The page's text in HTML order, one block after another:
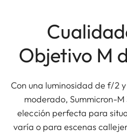
Objetivo M
Con una luminosidad de f/2
moderado, Summicron-M
elección perfecta para
varía o para escenas